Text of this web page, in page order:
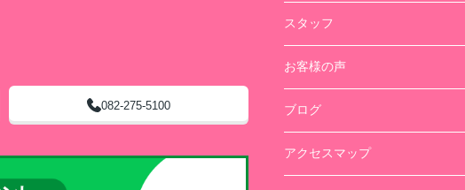
082-275-5100
スタッフ
お客様の声
ブログ
アクセスマップ